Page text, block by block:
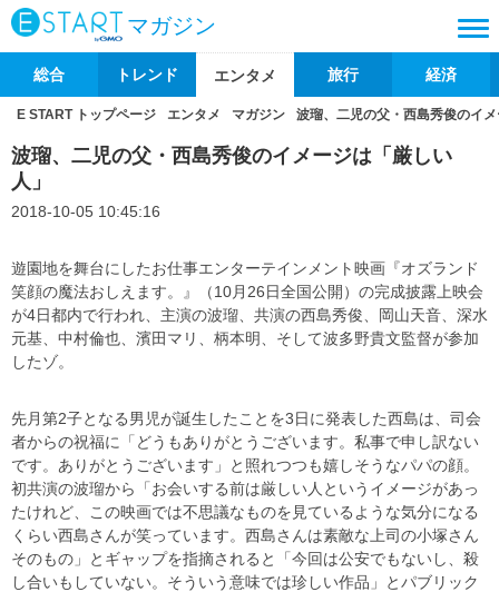
マガジン
総合 トレンド エンタメ 旅行 経済
E START トップページ エンタメ マガジン 波瑠、二児の父・西島秀俊のイ
波瑠、二児の父・西島秀俊のイメージは「厳しい
人」
2018-10-05 10:45:16
遊園地を舞台にしたお仕事エンターテインメント映画『オズランド
笑顔の魔法おしえます。』（10月26日全国公開）の完成披露上映会
が4日都内で行われ、主演の波瑠、共演の西島秀俊、岡山天音、深水
元基、中村倫也、濱田マリ、柄本明、そして波多野貴文監督が参加
したゾ。
先月第2子となる男児が誕生したことを3日に発表した西島は、司会
者からの祝福に「どうもありがとうございます。私事で申し訳ない
です。ありがとうございます」と照れつつも嬉しそうなパパの顔。
初共演の波瑠から「お会いする前は厳しい人というイメージがあっ
たけれど、この映画では不思議なものを見ているような気分になる
くらい西島さんが笑っています。西島さんは素敵な上司の小塚さん
そのもの」とギャップを指摘されると「今回は公安でもないし、殺
し合いもしていない。そういう意味では珍しい作品」とパブリック